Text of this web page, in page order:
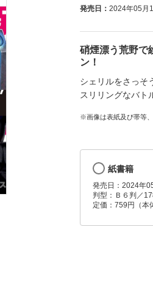
発売日： 2024年05月
硝煙漂う荒野で
ン！
シェリルをさっそ
スリリングなバト
※画像は表紙及び帯等
紙書籍
発売日：2024年
判型：Ｂ６判／
定価：759円（本